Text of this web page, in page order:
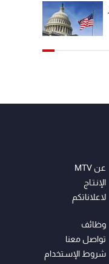
عن MTV
الإنـتـاج
لاعلاناتكم
وظائف
تواصل معنا
شروط الإسـتخدام